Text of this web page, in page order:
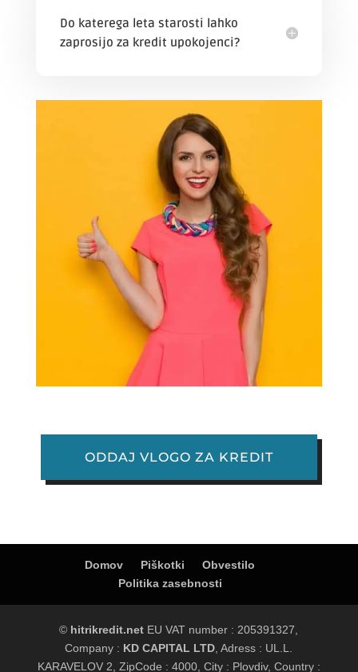
Do katerega leta starosti lahko
zaprosijo za kredit upokojenci?
ODDAJ VLOGO ZA KREDIT
Domov Piškotki
Obvestilo
Politika zasebnosti
© hitrikredit.net EU VAT number : 205391327,
Company : KD CAPITAL LTD, Adress : UL.L.
KARAVELOV 2, ZipCode : 4000, City : Plovdiv, Country :